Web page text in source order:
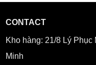
CONTACT
Kho hàng: 21/8 Lý Phục
Minh